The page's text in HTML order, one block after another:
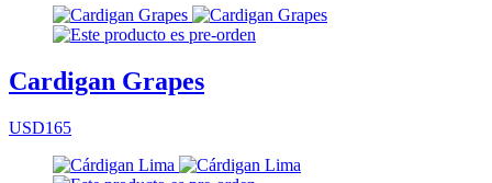
Cardigan Grapes
USD165